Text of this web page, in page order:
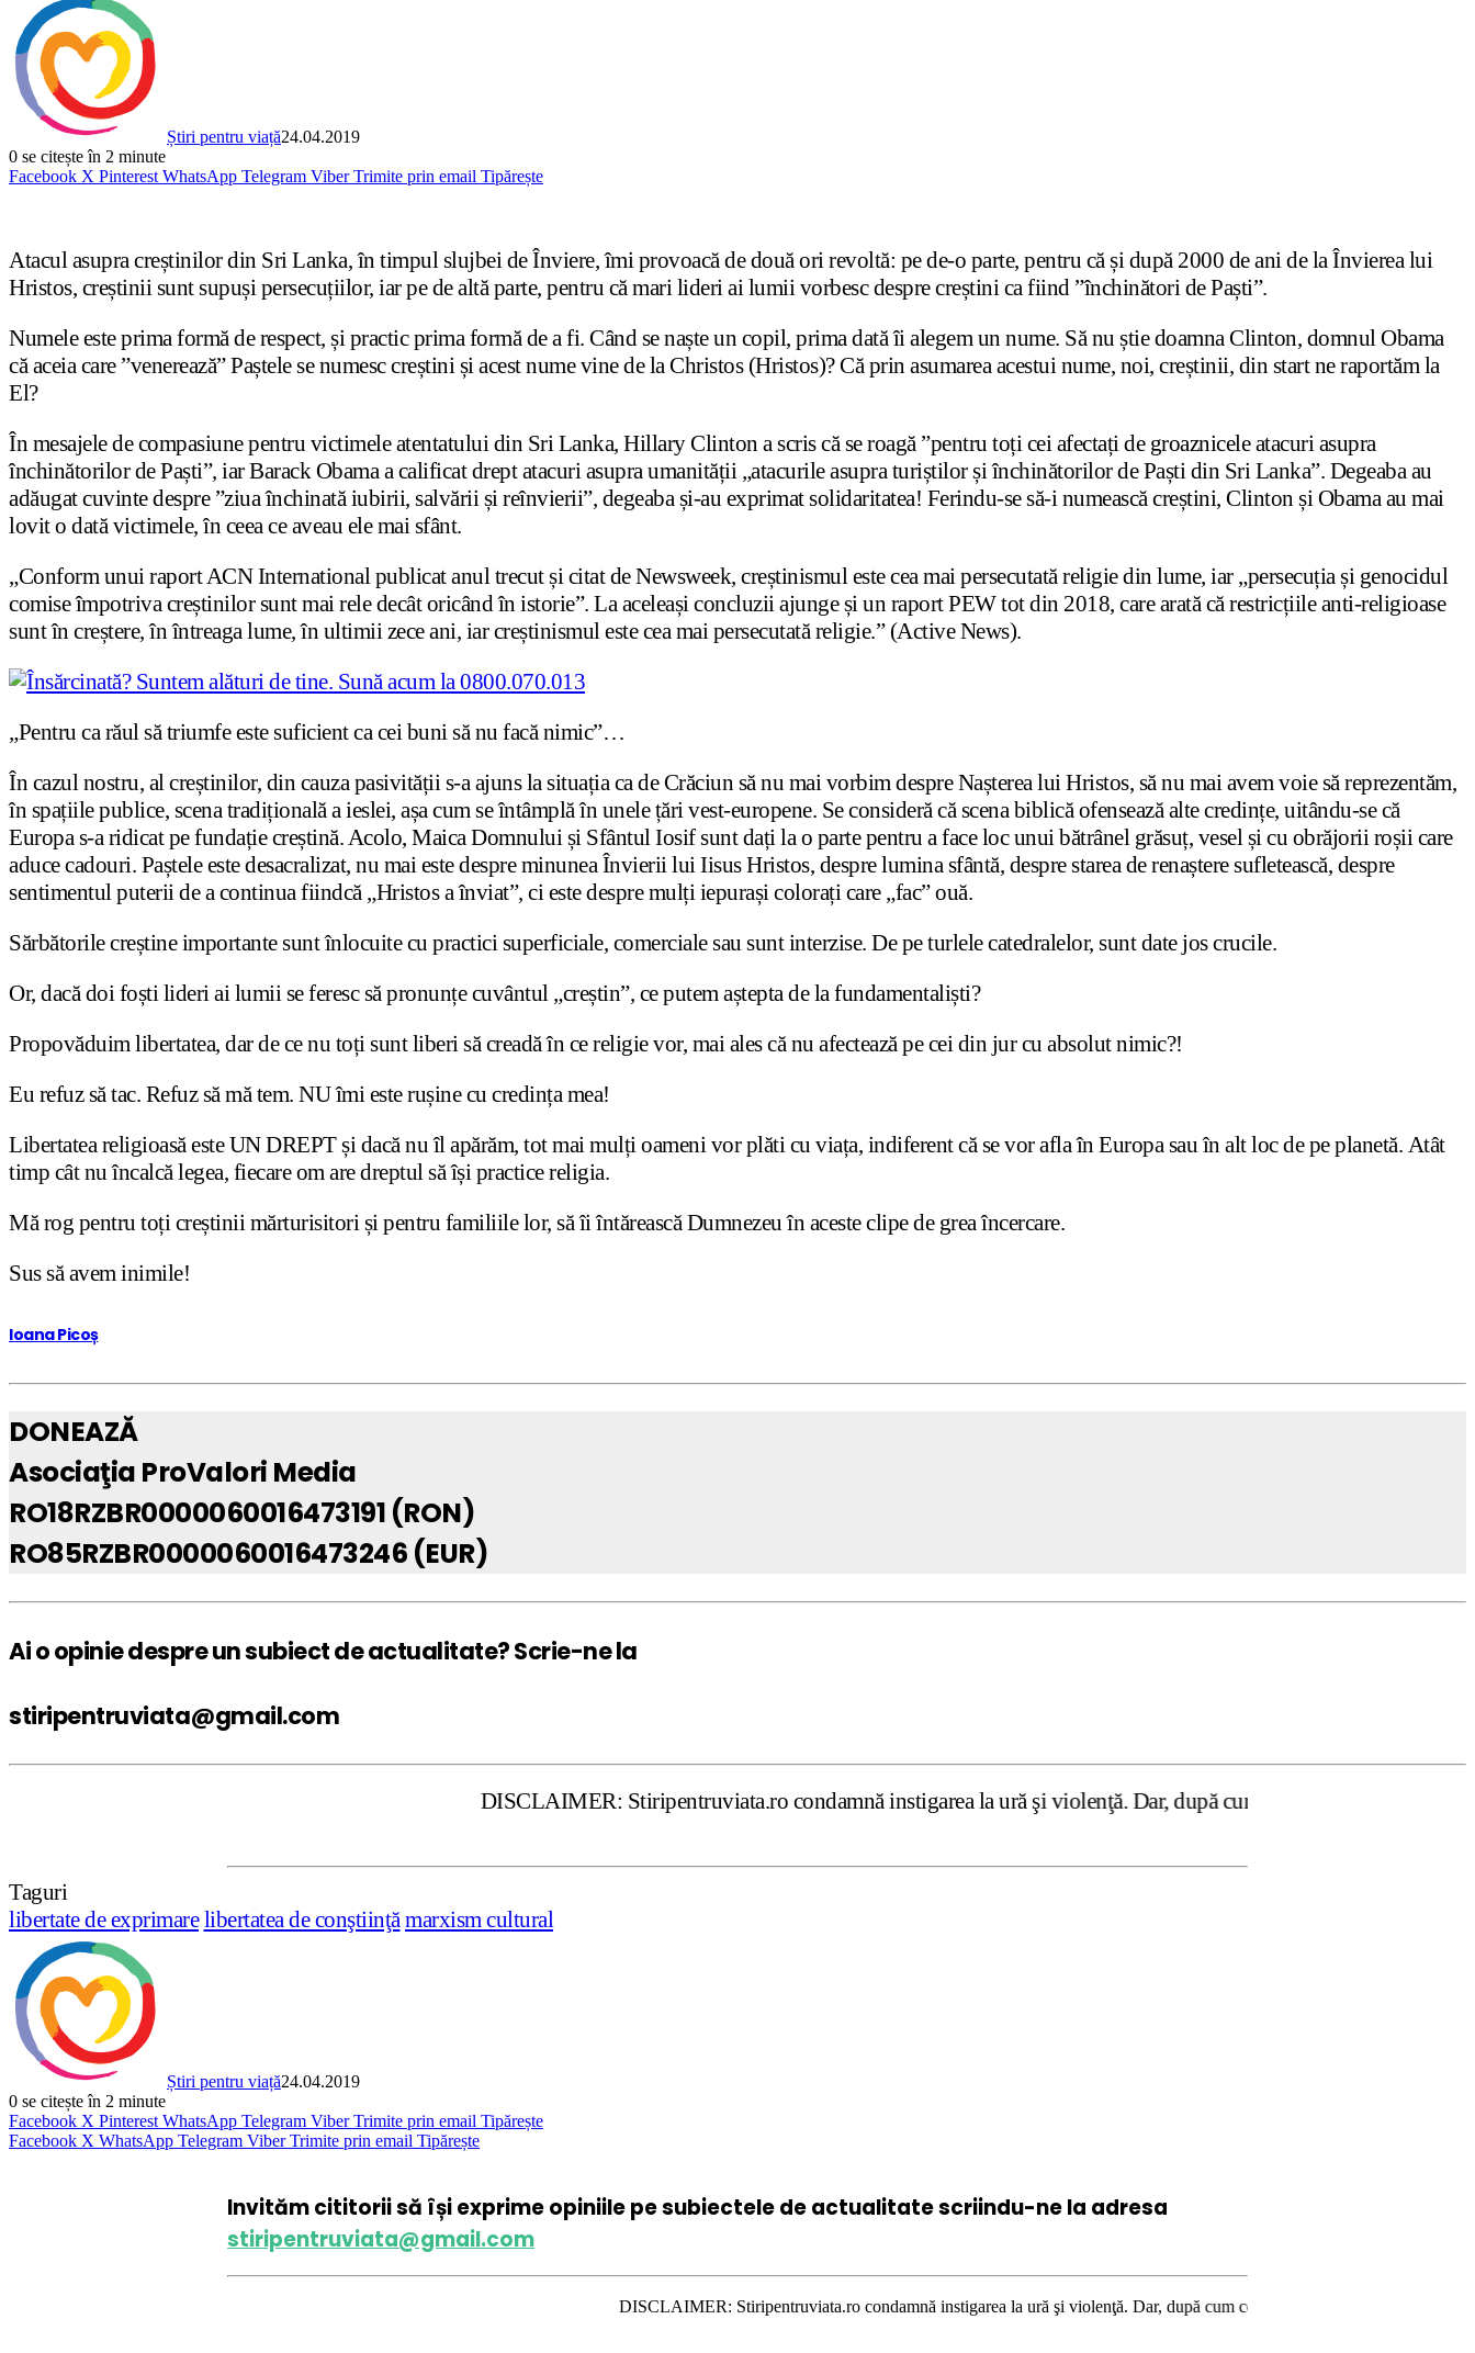
Știri pentru viață24.04.2019
0 se citește în 2 minute
Facebook X Pinterest WhatsApp Telegram Viber Trimite prin email Tipărește
Atacul asupra creștinilor din Sri Lanka, în timpul slujbei de Înviere, îmi provoacă de două ori revoltă: pe de-o parte, pentru că și după 2000 de ani de la Învierea lui
Hristos, creștinii sunt supuși persecuțiilor, iar pe de altă parte, pentru că mari lideri ai lumii vorbesc despre creștini ca fiind ”închinători de Paști”.
Numele este prima formă de respect, și practic prima formă de a fi. Când se naște un copil, prima dată îi alegem un nume. Să nu știe doamna Clinton, domnul Obama
că aceia care ”venerează” Paștele se numesc creștini și acest nume vine de la Christos (Hristos)? Că prin asumarea acestui nume, noi, creștinii, din start ne raportăm la
El?
În mesajele de compasiune pentru victimele atentatului din Sri Lanka, Hillary Clinton a scris că se roagă ”pentru toți cei afectați de groaznicele atacuri asupra
închinătorilor de Paști”, iar Barack Obama a calificat drept atacuri asupra umanității „atacurile asupra turiștilor și închinătorilor de Paști din Sri Lanka”. Degeaba au
adăugat cuvinte despre ”ziua închinată iubirii, salvării și reînvierii”, degeaba și-au exprimat solidaritatea! Ferindu-se să-i numească creștini, Clinton și Obama au mai
lovit o dată victimele, în ceea ce aveau ele mai sfânt.
„Conform unui raport ACN International publicat anul trecut și citat de Newsweek, creștinismul este cea mai persecutată religie din lume, iar „persecuția și genocidul
comise împotriva creștinilor sunt mai rele decât oricând în istorie”. La aceleași concluzii ajunge și un raport PEW tot din 2018, care arată că restricțiile anti-religioase
sunt în creștere, în întreaga lume, în ultimii zece ani, iar creștinismul este cea mai persecutată religie.” (Active News).
„Pentru ca răul să triumfe este suficient ca cei buni să nu facă nimic”…
În cazul nostru, al creștinilor, din cauza pasivității s-a ajuns la situația ca de Crăciun să nu mai vorbim despre Nașterea lui Hristos, să nu mai avem voie să reprezentăm,
în spațiile publice, scena tradițională a ieslei, așa cum se întâmplă în unele țări vest-europene. Se consideră că scena biblică ofensează alte credințe, uitându-se că
Europa s-a ridicat pe fundație creștină. Acolo, Maica Domnului și Sfântul Iosif sunt dați la o parte pentru a face loc unui bătrânel grăsuț, vesel și cu obrăjorii roșii care
aduce cadouri. Paștele este desacralizat, nu mai este despre minunea Învierii lui Iisus Hristos, despre lumina sfântă, despre starea de renaștere sufletească, despre
sentimentul puterii de a continua fiindcă „Hristos a înviat”, ci este despre mulți iepurași colorați care „fac” ouă.
Sărbătorile creștine importante sunt înlocuite cu practici superficiale, comerciale sau sunt interzise. De pe turlele catedralelor, sunt date jos crucile.
Or, dacă doi foști lideri ai lumii se feresc să pronunțe cuvântul „creștin”, ce putem aștepta de la fundamentaliști?
Propovăduim libertatea, dar de ce nu toți sunt liberi să creadă în ce religie vor, mai ales că nu afectează pe cei din jur cu absolut nimic?!
Eu refuz să tac. Refuz să mă tem. NU îmi este rușine cu credința mea!
Libertatea religioasă este UN DREPT și dacă nu îl apărăm, tot mai mulți oameni vor plăti cu viața, indiferent că se vor afla în Europa sau în alt loc de pe planetă. Atât
timp cât nu încalcă legea, fiecare om are dreptul să își practice religia.
Mă rog pentru toți creștinii mărturisitori și pentru familiile lor, să îi întărească Dumnezeu în aceste clipe de grea încercare.
Sus să avem inimile!
Ioana Picoș
DONEAZĂ
Asociaţia ProValori Media
RO18RZBR0000060016473191 (RON)
RO85RZBR0000060016473246 (EUR)
Ai o opinie despre un subiect de actualitate? Scrie-ne la
stiripentruviata@gmail.com
DISCLAIMER: Stiripentruviata.ro condamnă instigarea la ură şi violenţă. Dar, după cum confirmă şi CEDO în cazul
Taguri
libertate de exprimare libertatea de conştiinţămarxism cultural
Știri pentru viață24.04.2019
0 se citește în 2 minute
Facebook X Pinterest WhatsApp Telegram Viber Trimite prin email Tipărește
Facebook X WhatsApp Telegram Viber Trimite prin email Tipărește
Invităm cititorii să își exprime opiniile pe subiectele de actualitate scriindu-ne la adresa
stiripentruviata@gmail.com
DISCLAIMER: Stiripentruviata.ro condamnă instigarea la ură şi violenţă. Dar, după cum confirmă şi CEDO în cazul Handyside vs.